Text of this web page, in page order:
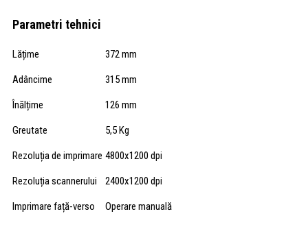
Parametri tehnici
Lățime 372 mm
Adâncime 315 mm
Înălțime 126 mm
Greutate 5,5 Kg
Rezoluția de imprimare 4800x1200 dpi
Rezoluția scannerului 2400x1200 dpi
Imprimare față-verso Operare manuală